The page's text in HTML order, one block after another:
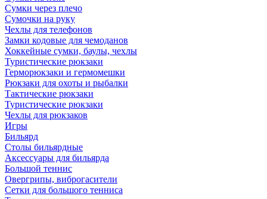
Сумки через плечо
Сумочки на руку
Чехлы для телефонов
Замки кодовые для чемоданов
Хоккейные сумки, баулы, чехлы
Туристические рюкзаки
Герморюкзаки и гермомешки
Рюкзаки для охоты и рыбалки
Тактические рюкзаки
Туристические рюкзаки
Чехлы для рюкзаков
Игры
Бильярд
Столы бильярдные
Аксессуары для бильярда
Большой теннис
Овергрипы, виброгасители
Сетки для большого тенниса